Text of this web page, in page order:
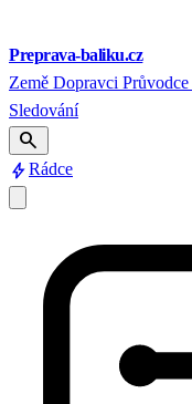
Preprava-baliku.cz
Země Dopravci Průvodce
Sledování
search
boltRádce